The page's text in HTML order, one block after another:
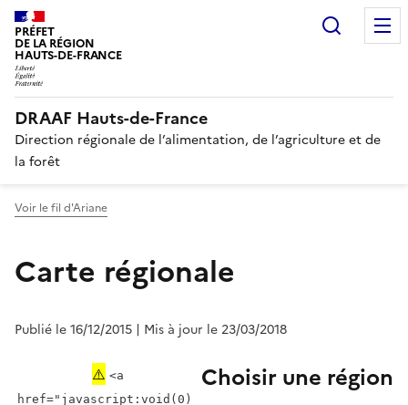
PRÉFET
DE LA RÉGION
HAUTS-DE-FRANCE
DRAAF Hauts-de-France
Direction régionale de l’alimentation, de l’agriculture et de
la forêt
Voir le fil d'Ariane
Carte régionale
Publié le 16/12/2015 | Mis à jour le 23/03/2018
Choisir une région
⚠️ <a
href="javascript:void(0)